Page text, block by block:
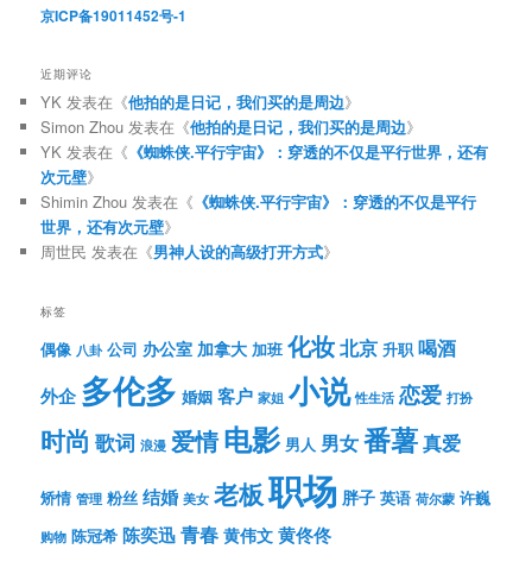
京ICP备19011452号-1
近期评论
YK 发表在《他拍的是日记，我们买的是周边》
Simon Zhou 发表在《他拍的是日记，我们买的是周边》
YK 发表在《 《蜘蛛侠.平行宇宙》：穿透的不仅是平行世界，还有
次元壁》
Shimin Zhou 发表在《 《蜘蛛侠.平行宇宙》：穿透的不仅是平行
世界，还有次元壁》
周世民 发表在《男神人设的高级打开方式》
标签
偶像 八卦 公司 办公室 加拿大 加班 化妆北京 升职 喝酒
外企 多伦多 婚姻 客户 家姐 小说 性生活 恋爱 打扮
时尚 歌词 浪漫 爱情电影 男人 男女番薯真爱
矫情 管理 粉丝 结婚 美女 老板职场 胖子 英语 荷尔蒙 许巍
购物 陈冠希 陈奕迅 青春 黄伟文 黄佟佟